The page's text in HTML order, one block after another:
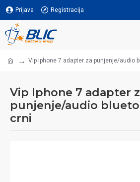
Prijava Registracija
Vip Iphone 7 adapter za punjenje/audio
Vip Iphone 7 adapter
punjenje/audio
crni